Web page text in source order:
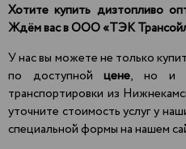
Хотите купить дизтопливо
Ждём вас вООО «ТЭК
У нас вы можете не только
по доступнойцене, но и
транспортировки из
уточните стоимость услуг у
специальной формы на нашем